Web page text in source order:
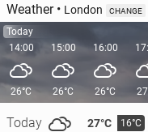
Weather• London CHANGE
Today
14:00
26°C
Today 27°C 16°C
15:00
26°C
16:00
26°C